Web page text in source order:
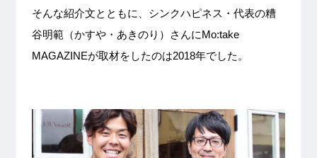
そんな紹介文とともに、シンクハピネス・代表の糟
谷明範（かすや・あきのり）さんにMo:take
MAGAZINEが取材をしたのは2018年でした。